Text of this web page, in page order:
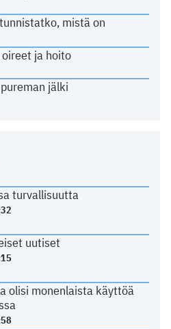
mistä on
ja hoito
jälki
turvallisuutta
uutiset
olisi monenlaista käyttöä